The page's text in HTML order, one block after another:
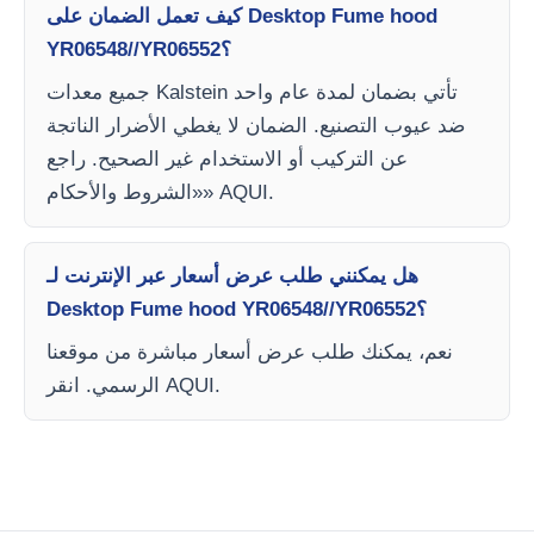
كيف تعمل الضمان على Desktop Fume hood
YR06548//YR06552؟
جميع معدات Kalstein تأتي بضمان لمدة عام واحد
ضد عيوب التصنيع. الضمان لا يغطي الأضرار الناتجة
عن التركيب أو الاستخدام غير الصحيح. راجع
«الشروط والأحكام» AQUI.
هل يمكنني طلب عرض أسعار عبر الإنترنت لـ
Desktop Fume hood YR06548//YR06552؟
نعم، يمكنك طلب عرض أسعار مباشرة من موقعنا
الرسمي. انقر AQUI.